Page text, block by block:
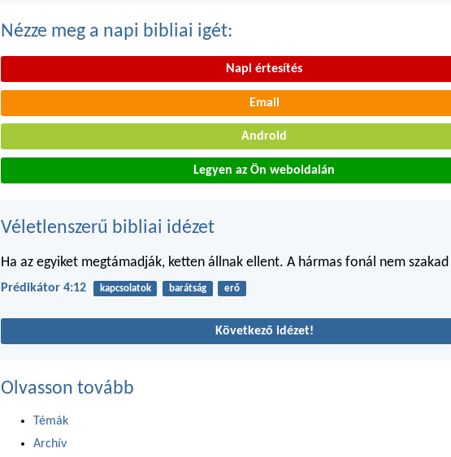
Nézze meg a napi bibliai igét:
Napi értesítés
Email
Android
Legyen az Ön weboldalán
Véletlenszerű bibliai idézet
Ha az egyiket megtámadják, ketten állnak ellent. A hármas fonál nem szakad
Prédikátor 4:12 kapcsolatok barátság erő
Következő idézet!
Olvasson tovább
Témák
Archív